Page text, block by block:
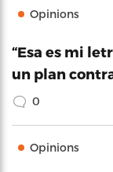
Opinions
“Esa es mi
un plan
0
Opinions